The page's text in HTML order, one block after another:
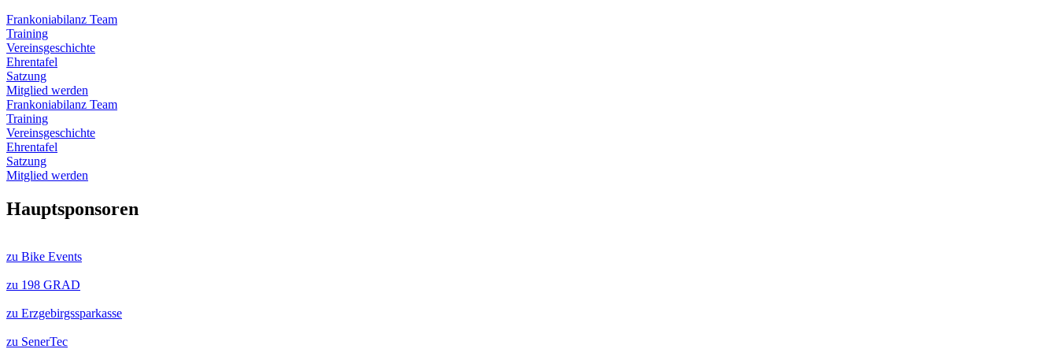
Frankoniabilanz Team
Training
Vereinsgeschichte
Ehrentafel
Satzung
Mitglied werden
Frankoniabilanz Team
Training
Vereinsgeschichte
Ehrentafel
Satzung
Mitglied werden
Hauptsponsoren
zu Bike Events
zu 198 GRAD
zu Erzgebirgssparkasse
zu SenerTec